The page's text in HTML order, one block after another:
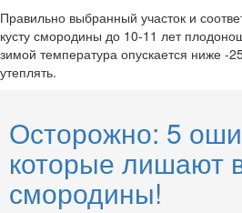
Правильно выбранный участок и
кусту смородины до 10-11 лет
зимой температура опускается ниже -
утеплять.
Осторожно: 5
которые лишают
смородины!